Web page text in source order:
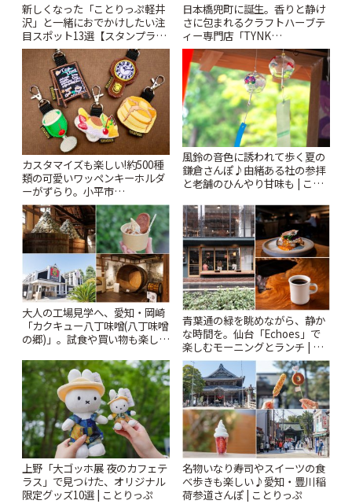
新しくなった「ことりっぷ軽井
沢」と一緒におでかけしたい注
目スポット13選【スタンプラリ
ー開催中】 | ことりっぷ
日本橋兜町に誕生。香りと静け
さに包まれるクラフトハーブテ
ィー専門店「TYNK
Kabutocho」 | ことりっぷ
カスタマイズも楽しい!約500種
類の可愛いワッペンキーホルダ
ーがずらり。小平市
「Kimamaya T&K」 | ことりっ
ぷ
風鈴の音色に誘われて歩く夏の
鎌倉さんぽ♪由緒ある社の参拝
と老舗のひんやり甘味も | こと
大人の工場見学へ、愛知・岡崎
「カクキュー八丁味噌(八丁味噌
の郷)」。試食や買い物も楽しみ
青葉通の緑を眺めながら、静か
な時間を。仙台「Echoes」で
楽しむモーニングとランチ | こ
とりっぷ
上野「大ゴッホ展 夜のカフェテ
ラス」で見つけた、オリジナル
限定グッズ10選 | ことりっぷ
名物いなり寿司やスイーツの食
べ歩きも楽しい♪愛知・豊川稲
荷参道さんぽ | ことりっぷ